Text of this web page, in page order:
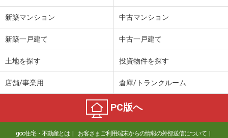
新築マンション 中古マンション
新築一戸建て 中古一戸建て
土地を探す 投資物件を探す
店舗/事業用 倉庫/トランクルーム
PC版へ
goo住宅・不動産とは お客さまご利用端末からの情報の外部送信について